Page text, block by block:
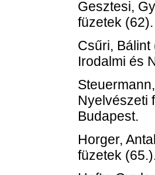
Gesztesi,
füzetek
Csűri, Bálint
Irodalmi és
Nyelvészeti
Budapest.
Horger, Antal
füzetek